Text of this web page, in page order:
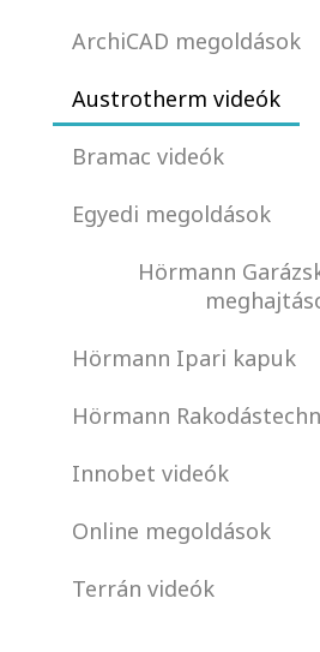
ArchiCAD megoldások
Austrotherm videók
Bramac videók
Egyedi megoldások
Hörmann
Hörmann Ipari kapuk
Hörmann
Innobet videók
Online megoldások
Terrán videók